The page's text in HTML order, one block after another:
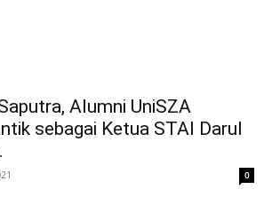
Alumni UniSZA
sebagai Ketua STAI Darul
0